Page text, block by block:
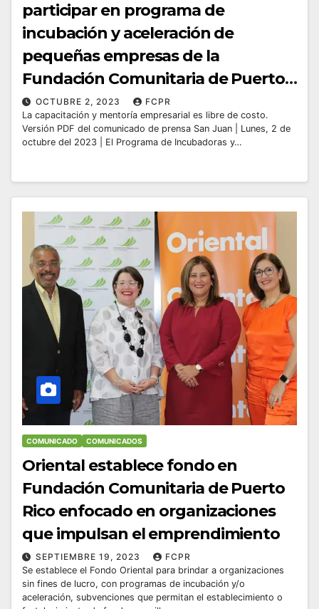
participar en programa de
incubación y aceleración de
pequeñas empresas de la
Fundación Comunitaria de Puerto
Rico
OCTUBRE 2, 2023
FCPR
La capacitación y mentoría empresarial es libre de costo.
Versión PDF del comunicado de prensa San Juan | Lunes, 2 de
octubre del 2023 | El Programa de Incubadoras y…
COMUNICADO COMUNICADOS
Oriental establece fondo en
Fundación Comunitaria de Puerto
Rico enfocado en organizaciones
que impulsan el emprendimiento
SEPTIEMBRE 19, 2023
FCPR
Se establece el Fondo Oriental para brindar a organizaciones
sin fines de lucro, con programas de incubación y/o
aceleración, subvenciones que permitan el establecimiento o